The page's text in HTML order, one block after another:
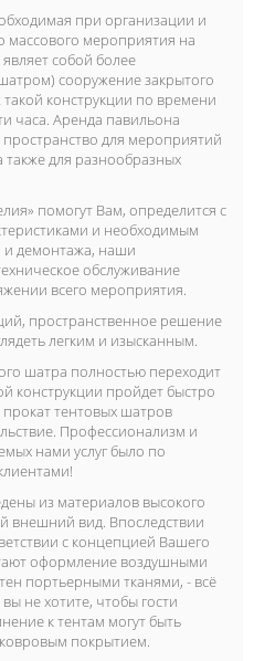
при организации и
мероприятия на
собой более
сооружение закрытого
конструкции по времени
часа. Аренда павильона
для мероприятий
также для разнообразных
помогут Вам, определится с
и необходимым
демонтажа, наши
обслуживание
всего мероприятия.
пространственное решение
легким и изысканным.
шатра полностью переходит
конструкции пройдет быстро
тентовых шатров
Профессионализм и
нами услуг было по
из материалов высокого
внешний вид. Впоследствии
с концепцией Вашего
оформление воздушными
портьерными тканями, - всё
не хотите, чтобы гости
к тентам могут быть
покрытием.